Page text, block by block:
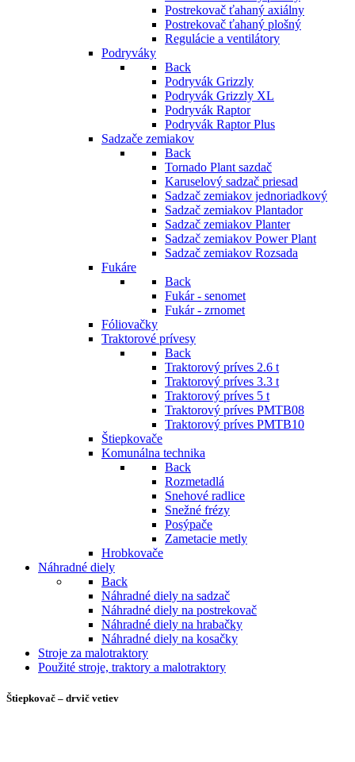
Postrekovač ťahaný axiálny
Postrekovač ťahaný plošný
Regulácie a ventilátory
Podryváky
Back
Podryvák Grizzly
Podryvák Grizzly XL
Podryvák Raptor
Podryvák Raptor Plus
Sadzače zemiakov
Back
Tornado Plant sazdač
Karuselový sadzač priesad
Sadzač zemiakov jednoriadkový
Sadzač zemiakov Plantador
Sadzač zemiakov Planter
Sadzač zemiakov Power Plant
Sadzač zemiakov Rozsada
Fukáre
Back
Fukár - senomet
Fukár - zrnomet
Fóliovačky
Traktorové prívesy
Back
Traktorový príves 2.6 t
Traktorový príves 3.3 t
Traktorový príves 5 t
Traktorový príves PMTB08
Traktorový príves PMTB10
Štiepkovače
Komunálna technika
Back
Rozmetadlá
Snehové radlice
Snežné frézy
Posýpače
Zametacie metly
Hrobkovače
Náhradné diely
Back
Náhradné diely na sadzač
Náhradné diely na postrekovač
Náhradné diely na hrabačky
Náhradné diely na kosačky
Stroje za malotraktory
Použité stroje, traktory a malotraktory
Štiepkovač – drvič vetiev